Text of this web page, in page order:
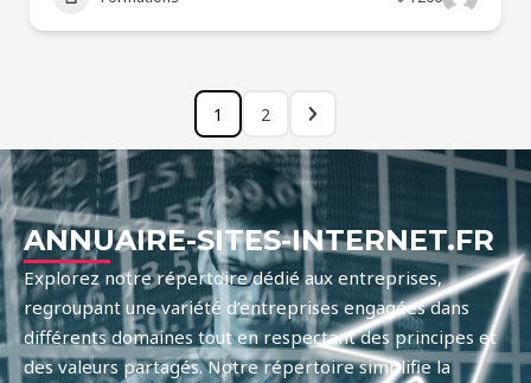
1 2
ANNUAIRE-SITES-INTERNET.FR
Explorez notre répertoire dédié aux entreprises,
regroupant une variété d’entreprises engagées dans
différents domaines tout en respectant des principes et
des valeurs partagés. Notre répertoire simplifie la